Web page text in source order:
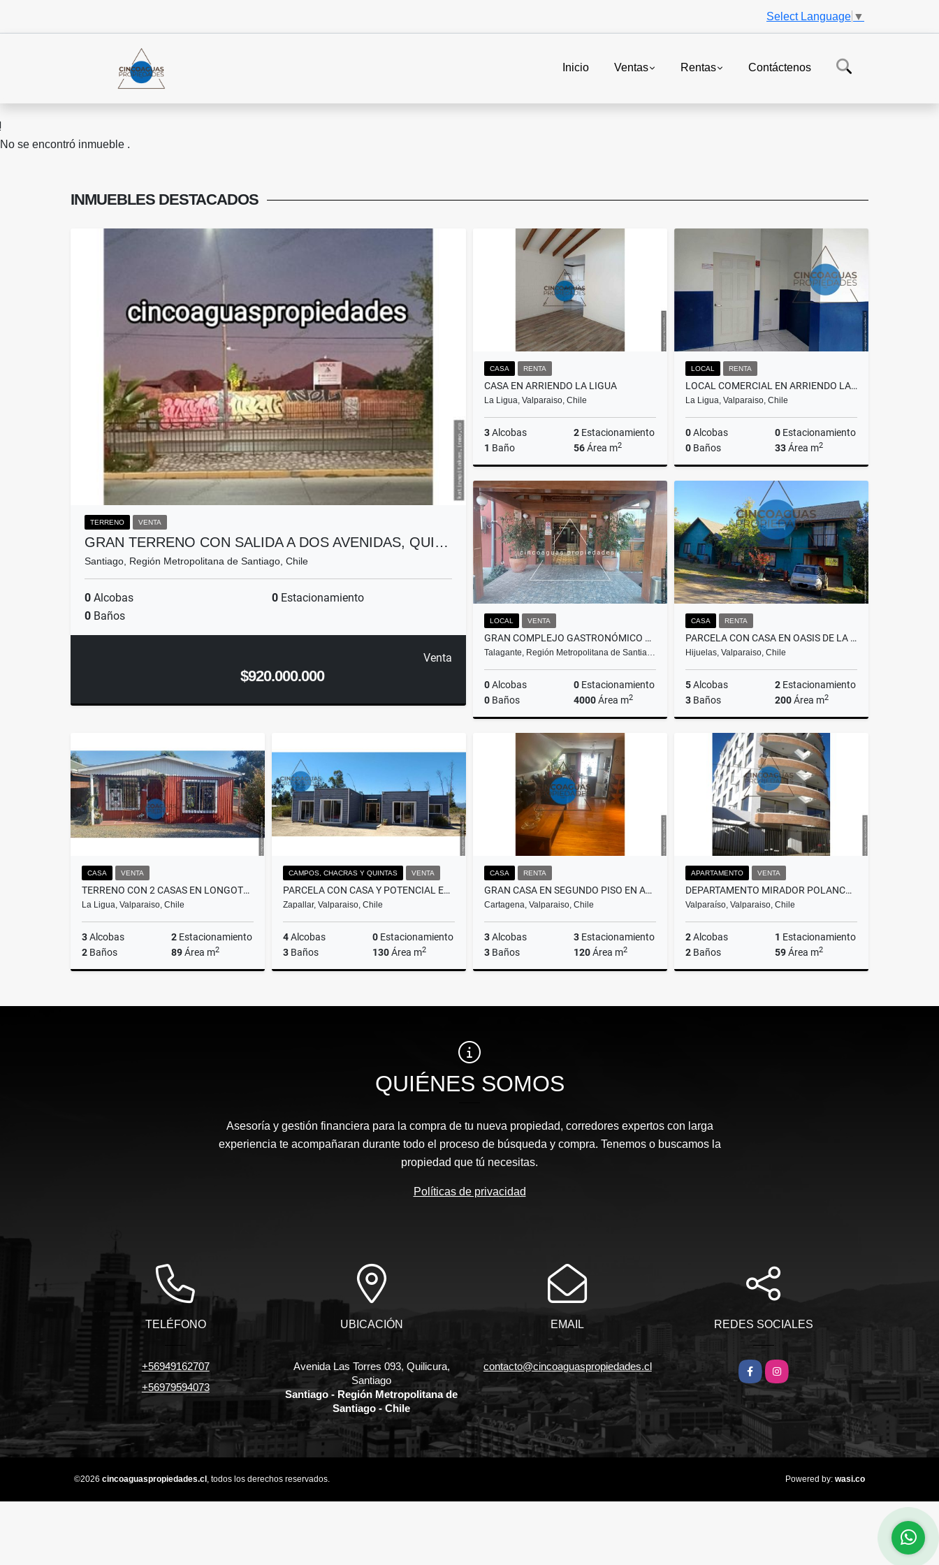
Select Language ▼
Inicio Ventas Rentas Contáctenos
No se encontró inmueble .
INMUEBLES DESTACADOS
TERRENO VENTA
GRAN TERRENO CON SALIDA A DOS AVENIDAS, QUI…
Santiago, Región Metropolitana de Santiago, Chile
0 Alcobas 0 Estacionamiento
0 Baños
Venta
$920.000.000
CASA RENTA
CASA EN ARRIENDO LA LIGUA
La Ligua, Valparaiso, Chile
3Alcobas 2 Estacionamiento
1 Baño 56Área m2
$420.000
LOCAL RENTA
LOCAL COMERCIAL EN ARRIENDO LA LIGUA
La Ligua, Valparaiso, Chile
0Alcobas 0 Estacionamiento
0 Baños 33Área m2
$450.000
LOCAL VENTA
GRAN COMPLEJO GASTRONÓMICO Y LOCALES EN PEÑAFLOR
Talagante, Región Metropolitana de Santia…
0Alcobas 0 Estacionamiento
0 Baños 4000Área m2
$8.000.000.000
CASA RENTA
PARCELA CON CASA EN OASIS DE LA CAMPANA
Hijuelas, Valparaiso, Chile
5Alcobas 2 Estacionamiento
3 Baños 200Área m2
$1.200.000
CASA VENTA
TERRENO CON 2 CASAS EN LONGOTOMA
La Ligua, Valparaiso, Chile
3Alcobas 2 Estacionamiento
2 Baños 89Área m2
$90.000.000
CAMPOS, CHACRAS Y QUINTAS VENTA
PARCELA CON CASA Y POTENCIAL EN FORESTA DE ZAPALLAR
Zapallar, Valparaiso, Chile
4Alcobas 0 Estacionamiento
3 Baños 130Área m2
$230.000.000
CASA RENTA
GRAN CASA EN SEGUNDO PISO EN ARRIENDO CARTAGENA CENTRAL
Cartagena, Valparaiso, Chile
3Alcobas 3 Estacionamiento
3 Baños 120Área m2
$650.000
APARTAMENTO VENTA
DEPARTAMENTO MIRADOR POLANCO VALPARAÍSO
Valparaíso, Valparaiso, Chile
2Alcobas 1 Estacionamiento
2 Baños 59Área m2
$110.000.000
QUIÉNES SOMOS
Asesoría y gestión financiera para la compra de tu nueva propiedad, corredores expertos con larga
experiencia te acompañaran durante todo el proceso de búsqueda y compra. Tenemos o buscamos la
propiedad que tú necesitas.
Políticas de privacidad
TELÉFONO
+56949162707
+56979594073
UBICACIÓN
Avenida Las Torres 093, Quilicura,
Santiago
Santiago - Región Metropolitana de
Santiago - Chile
EMAIL
contacto@cincoaguaspropiedades.cl
REDES SOCIALES
Facebook
Instagram
©2026 cincoaguaspropiedades.cl , todos los derechos reservados. Powered by: wasi.co